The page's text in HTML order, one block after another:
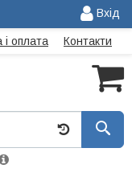
Вхід
і оплата Контакти